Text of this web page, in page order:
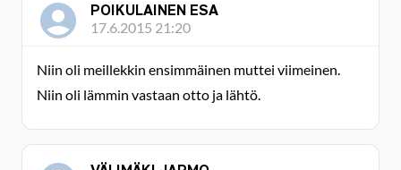
POIKULAINEN ESA
17.6.2015 21:20
Niin oli meillekkin ensimmäinen muttei viimeinen.
Niin oli lämmin vastaan otto ja lähtö.